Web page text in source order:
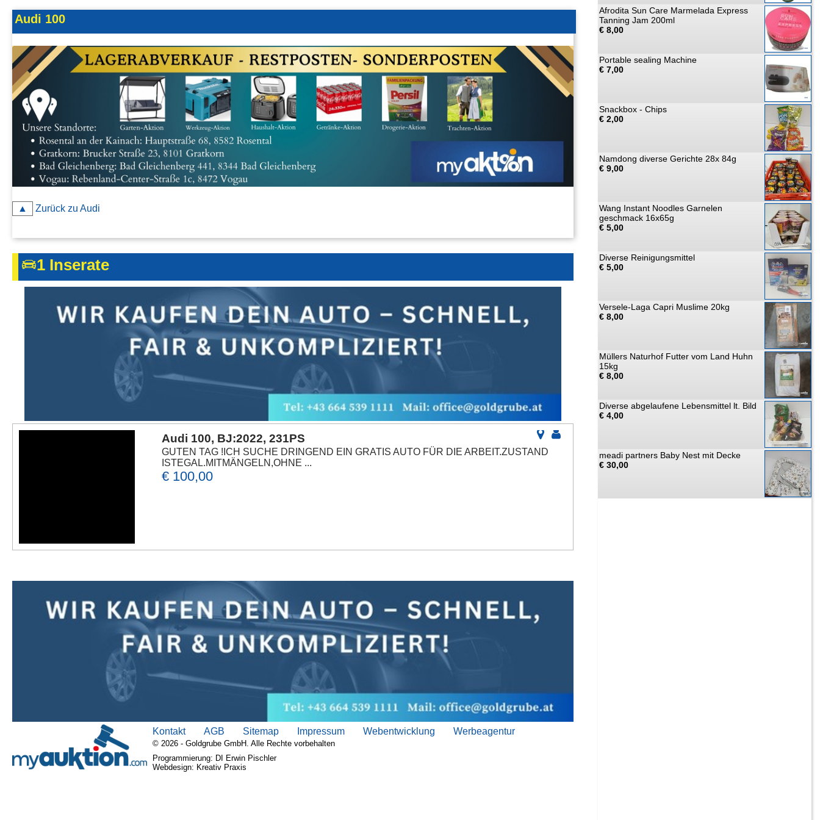
Kontakt
AGB, Nutzungsbedingungen
Impressum
Afrodita Sun Care Marmelada Express
Tanning Jam 200ml
€ 8,00
Portable sealing Machine
€ 7,00
Snackbox - Chips
€ 2,00
Namdong diverse Gerichte 28x 84g
€ 9,00
Wang Instant Noodles Garnelen
geschmack 16x65g
€ 5,00
Diverse Reinigungsmittel
€ 5,00
Versele-Laga Capri Muslime 20kg
€ 8,00
Müllers Naturhof Futter vom Land Huhn
15kg
€ 8,00
Diverse abgelaufene Lebensmittel lt. Bild
€ 4,00
meadi partners Baby Nest mit Decke
€ 30,00
Audi 100
▲ Zurück zu Audi
1 Inserate
Audi 100, BJ:2022, 231PS
GUTEN TAG !ICH SUCHE DRINGEND EIN GRATIS AUTO FÜR DIE ARBEIT.ZUSTAND
ISTEGAL.MITMÄNGELN,OHNE ...
€ 100,00
Kontakt AGB Sitemap Impressum Webentwicklung Werbeagentur
© 2026 - Goldgrube GmbH. Alle Rechte vorbehalten
Programmierung: DI Erwin Pischler
Webdesign: Kreativ Praxis